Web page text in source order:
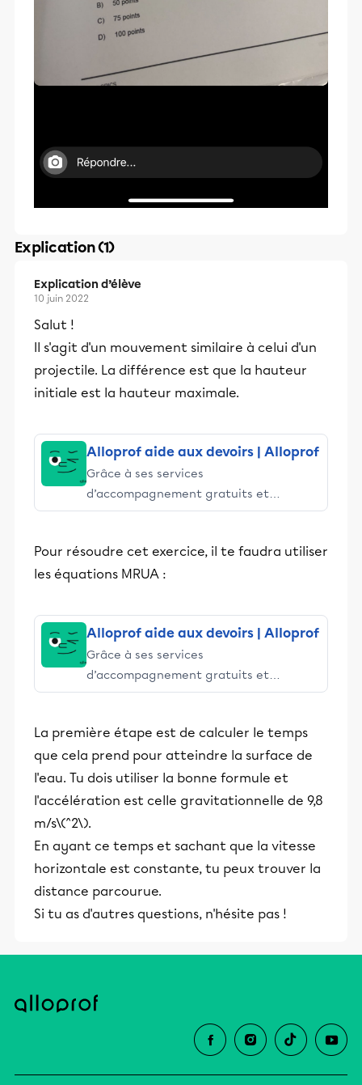
Explication (1)
Explication d’élève
10 juin 2022
Salut !
Il s'agit d'un mouvement similaire à celui d'un
projectile. La différence est que la hauteur
initiale est la hauteur maximale.
Alloprof aide aux devoirs | Alloprof
Grâce à ses services
d’accompagnement gratuits et
stimulants, Alloprof engage les élèves
éducative.
Pour résoudre cet exercice, il te faudra utiliser
les équations MRUA :
Alloprof aide aux devoirs | Alloprof
Grâce à ses services
d’accompagnement gratuits et
stimulants, Alloprof engage les élèves
éducative.
La première étape est de calculer le temps
que cela prend pour atteindre la surface de
l'eau. Tu dois utiliser la bonne formule et
l'accélération est celle gravitationnelle de 9,8
m/s\(^2\).
En ayant ce temps et sachant que la vitesse
horizontale est constante, tu peux trouver la
distance parcourue.
Si tu as d'autres questions, n'hésite pas !